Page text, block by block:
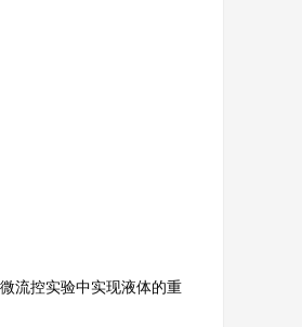
流控实验中实现液体的重